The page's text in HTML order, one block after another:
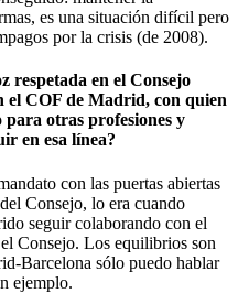
es una situación difícil pero
por la crisis (de 2008).
respetada en el Consejo
el COF de Madrid, con quien
otras profesiones y
en esa línea?
con las puertas abiertas
Consejo, lo era cuando
seguir colaborando con el
Consejo. Los equilibrios son
Barcelona sólo puedo hablar
ejemplo.